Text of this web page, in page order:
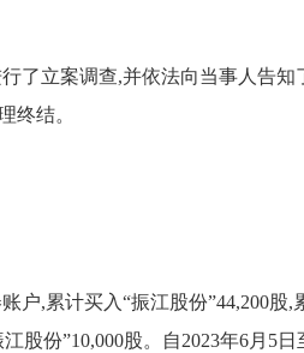
了立案调查,并依法向当事人告知
终结。
户,累计买入“振江股份”44,200股,
股份”10,000股。自2023年6月5日